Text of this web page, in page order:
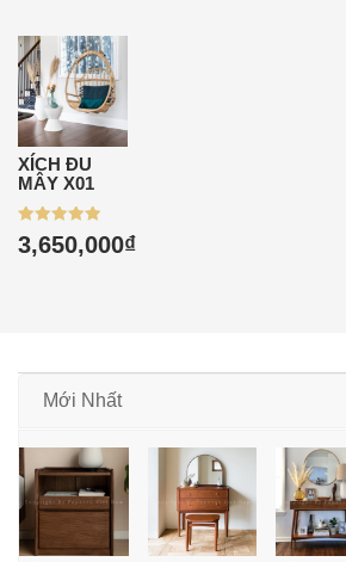
XÍCH ĐU
MÂY X01
Được xếp
hạng
3,650,000₫
Mới Nhất